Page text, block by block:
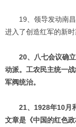
19、领导发动南昌
进入了创造红军的新
20、八七会议确立
动派。工农民主统一
军阀统治。
21、1928年10月和
文章是《中国的红色